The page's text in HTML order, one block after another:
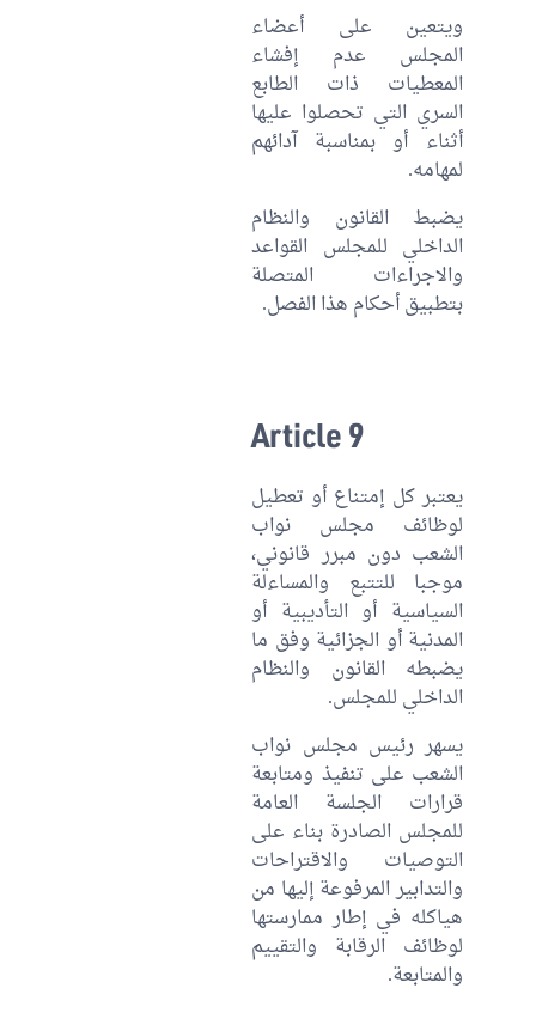
ويتعين على أعضاء
المجلس عدم إفشاء
المعطيات ذات الطابع
السري التي تحصلوا عليها
أثناء أو بمناسبة آدائهم
لمهامه.
يضبط القانون والنظام
الداخلي للمجلس القواعد
والاجراءات المتصلة
بتطبيق أحكام هذا الفصل.
Article 9
يعتبر كل إمتناع أو تعطيل
لوظائف مجلس نواب
الشعب دون مبرر قانوني،
موجبا للتتبع والمساءلة
السياسية أو التأديبية أو
المدنية أو الجزائية وفق ما
يضبطه القانون والنظام
الداخلي للمجلس.
يسهر رئيس مجلس نواب
الشعب على تنفيذ ومتابعة
قرارات الجلسة العامة
للمجلس الصادرة بناء على
التوصيات والاقتراحات
والتدابير المرفوعة إليها من
هياكله في إطار ممارستها
لوظائف الرقابة والتقييم
والمتابعة.